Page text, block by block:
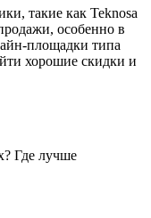
такие как Teknosa
особенно в
площадки типа
хорошие скидки и
Где лучше